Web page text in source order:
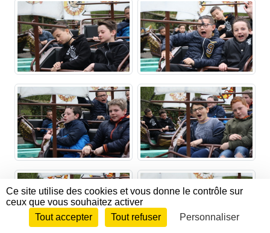
Envie de participer ? CONNEXION
Ce site utilise des cookies et vous donne le contrôle sur
ceux que vous souhaitez activer
Tout accepter
Tout refuser Personnaliser